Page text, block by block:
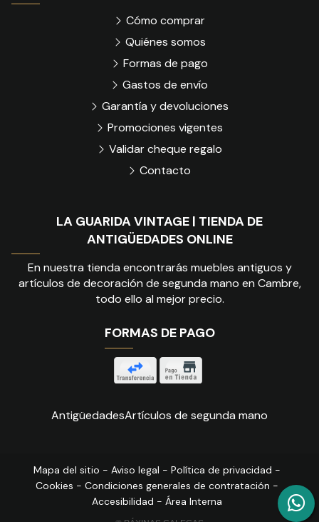
LA GUARIDA VINTAGE | TIENDA DE
ANTIGÜEDADES ONLINE
En nuestra tienda encontrarás muebles antiguos y
artículos de decoración de segunda mano en Cambre,
todo ello al mejor precio.
FORMAS DE PAGO
Cómo comprar
Quiénes somos
Formas de pago
Gastos de envío
Garantía y devoluciones
Promociones vigentes
Validar cheque regalo
Contacto
AntigüedadesArtículos de segunda mano
Mapa del sitio - Aviso legal - Política de privacidad -
Cookies - Condiciones generales de contratación -
Accesibilidad - Área Interna